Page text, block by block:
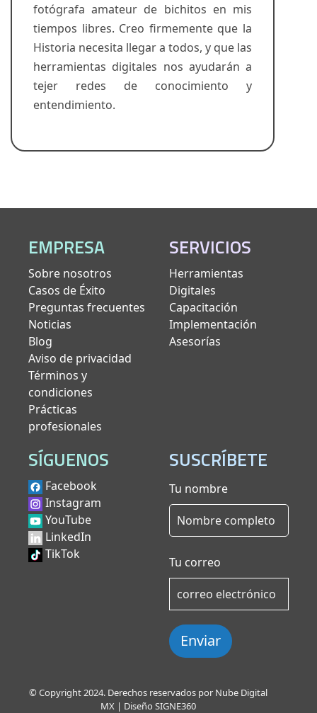
fotógrafa amateur de bichitos en mis
tiempos libres. Creo firmemente que la
Historia necesita llegar a todos, y que las
herramientas digitales nos ayudarán a
tejer redes de conocimiento y
entendimiento.
EMPRESA
Sobre nosotros
Casos de Éxito
Preguntas frecuentes
Noticias
Blog
Aviso de privacidad
Términos y
condiciones
Prácticas
profesionales
SERVICIOS
Herramientas
Digitales
Capacitación
Implementación
Asesorías
SÍGUENOS
Facebook
Instagram
YouTube
LinkedIn
TikTok
SUSCRÍBETE
Tu nombre
Tu correo
Enviar
© Copyright 2024. Derechos reservados por Nube Digital
MX | Diseño SIGNE360